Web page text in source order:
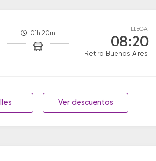
01h 20m
LLEGA
08:20
Retiro Buenos Aires
Ver descuentos